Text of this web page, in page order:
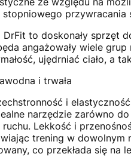
przywracania
to doskonały sprzęt
angażowały wiele
ujędrniać ciało, a
i trwała
i
narzędzie zarówno
Lekkość i
trening w
co przekłada się na